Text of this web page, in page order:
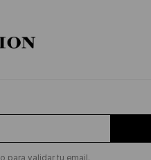
para validar tu email.